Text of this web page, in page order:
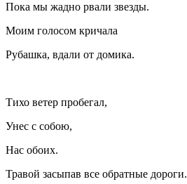
Пока мы жадно рвали звезды.
Моим голосом кричала
Рубашка, вдали от домика.
Тихо ветер пробегал,
Унес с собою,
Нас обоих.
Травой засыпав все обратные дороги.